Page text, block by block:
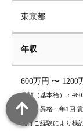
東京都
年収
600万円 〜 1200
月額（基本給）：
昇給・昇格：年1回
細はご経験により